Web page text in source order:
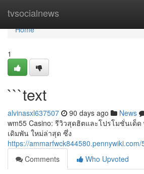
tvsocialnews
Home
Home
1
```text
alvinasxl637507 90 days ago News
wm55 Casino: รีวิวสุดฮิตและโปรโมชั่นเด็ด
เดิมพัน ใหม่ล่าสุด ซึ่ง
https://
Comments
Who Upvoted